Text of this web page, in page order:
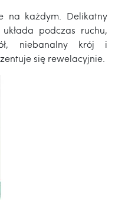
na każdym. Delikatny
podczas ruchu,
niebanalny krój i
się rewelacyjnie.